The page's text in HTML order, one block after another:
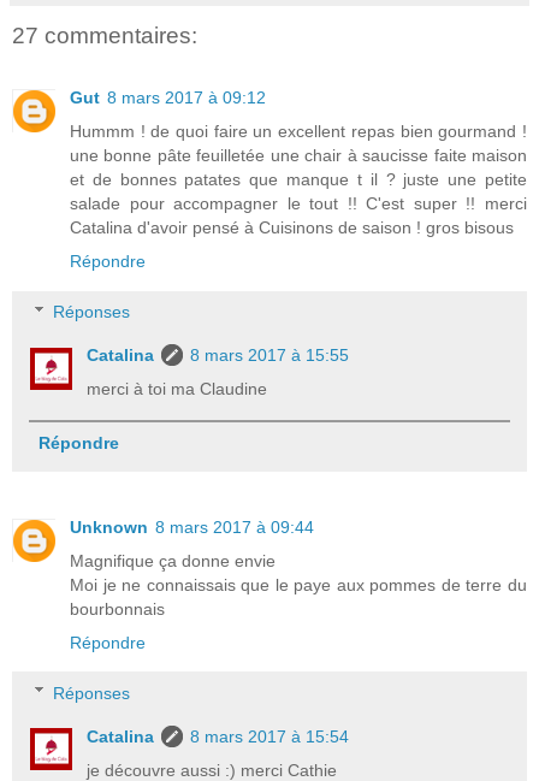
27 commentaires:
Gut 8 mars 2017 à 09:12
Hummm ! de quoi faire un excellent repas bien gourmand !
une bonne pâte feuilletée une chair à saucisse faite maison
et de bonnes patates que manque t il ? juste une petite
salade pour accompagner le tout !! C'est super !! merci
Catalina d'avoir pensé à Cuisinons de saison ! gros bisous
Répondre
Réponses
Catalina
8 mars 2017 à 15:55
merci à toi ma Claudine
Répondre
Unknown 8 mars 2017 à 09:44
Magnifique ça donne envie
Moi je ne connaissais que le paye aux pommes de terre du
bourbonnais
Répondre
Réponses
Catalina
8 mars 2017 à 15:54
je découvre aussi :) merci Cathie